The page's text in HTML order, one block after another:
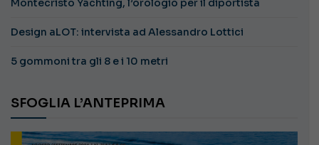
Montecristo Yachting, l’orologio per il diportista
Design aLOT: intervista ad Alessandro Lottici
5 gommoni tra gli 8 e i 10 metri
SFOGLIA L’ANTEPRIMA